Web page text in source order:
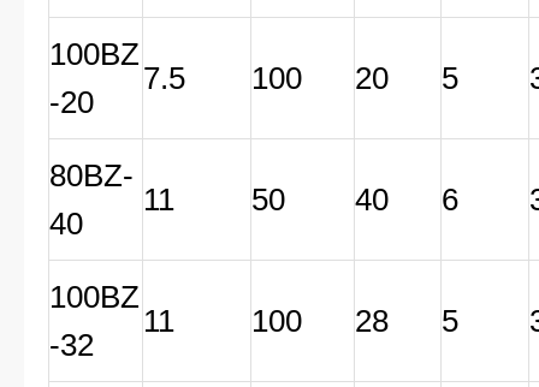
100BZ
-20
7.5 100 20 5
80BZ-
40
11 50 40 6
100BZ
-32
11 100 28 5